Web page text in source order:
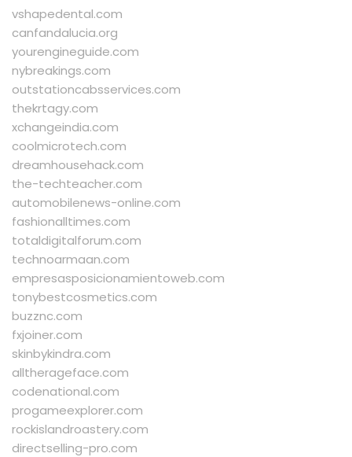
vshapedental.com
canfandalucia.org
yourengineguide.com
nybreakings.com
outstationcabsservices.com
thekrtagy.com
xchangeindia.com
coolmicrotech.com
dreamhousehack.com
the-techteacher.com
automobilenews-online.com
fashionalltimes.com
totaldigitalforum.com
technoarmaan.com
empresasposicionamientoweb.com
tonybestcosmetics.com
buzznc.com
fxjoiner.com
skinbykindra.com
alltherageface.com
codenational.com
progameexplorer.com
rockislandroastery.com
directselling-pro.com